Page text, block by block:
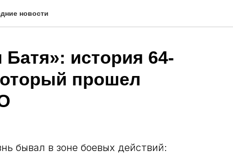
новости
история 64-
прошел
бывал в зоне боевых действий: